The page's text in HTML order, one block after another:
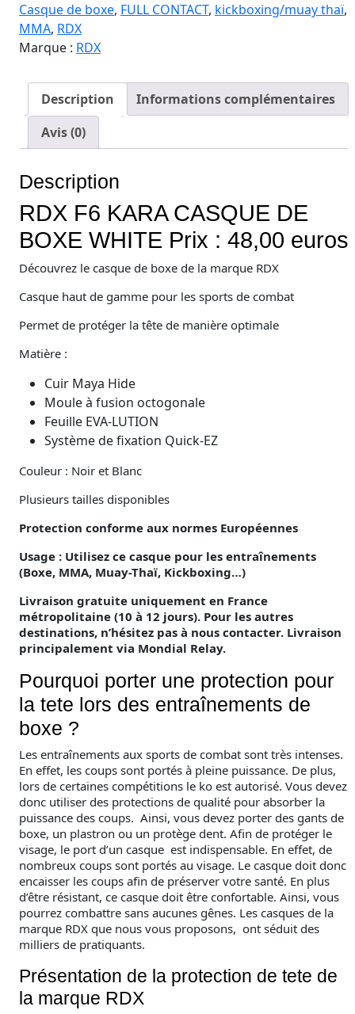
Casque de boxe, FULL CONTACT, kickboxing/muay thaï,
MMA, RDX
Marque : RDX
Description
Informations complémentaires
Avis (0)
Description
RDX F6 KARA CASQUE DE
BOXE WHITE Prix : 48,00 euros
Découvrez le casque de boxe de la marque RDX
Casque haut de gamme pour les sports de combat
Permet de protéger la tête de manière optimale
Matière :
Cuir Maya Hide
Moule à fusion octogonale
Feuille EVA-LUTION
Système de fixation Quick-EZ
Couleur : Noir et Blanc
Plusieurs tailles disponibles
Protection conforme aux normes Européennes
Usage : Utilisez ce casque pour les entraînements
(Boxe, MMA, Muay-Thaï, Kickboxing…)
Livraison gratuite uniquement en France
métropolitaine (10 à 12 jours). Pour les autres
destinations, n’hésitez pas à nous contacter. Livraison
principalement via Mondial Relay.
Pourquoi porter une protection pour
la tete lors des entraînements de
boxe ?
Les entraînements aux sports de combat sont très intenses.
En effet, les coups sont portés à pleine puissance. De plus,
lors de certaines compétitions le ko est autorisé. Vous devez
donc utiliser des protections de qualité pour absorber la
puissance des coups. Ainsi, vous devez porter des gants de
boxe, un plastron ou un protège dent. Afin de protéger le
visage, le port d’un casque est indispensable. En effet, de
nombreux coups sont portés au visage. Le casque doit donc
encaisser les coups afin de préserver votre santé. En plus
d’être résistant, ce casque doit être confortable. Ainsi, vous
pourrez combattre sans aucunes gênes. Les casques de la
marque RDX que nous vous proposons, ont séduit des
milliers de pratiquants.
Présentation de la protection de tete de
la marque RDX